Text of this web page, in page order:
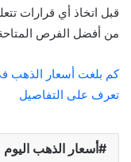
قبل اتخاذ أي قرارات
من أفضل الفرص
تعرف على التفاصيل
أسعار الذهب اليوم